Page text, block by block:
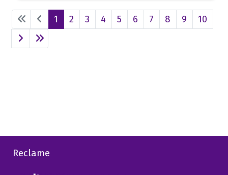
1 2 3 4 5 6 7 8 9 10
Reclame